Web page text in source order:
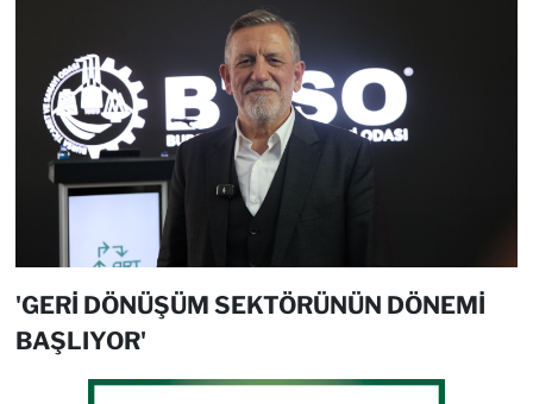
'GERİ DÖNÜŞÜM SEKTÖRÜNÜN DÖNEMİ
BAŞLIYOR'